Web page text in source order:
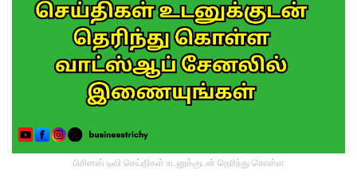
பிசினஸ் டிவி செய்திகள் உடனுக்குடன் தெரிந்து கொள்ள